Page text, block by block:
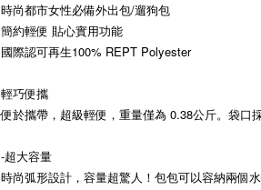
時尚都市女性必備外出包/遛狗包
簡約輕便 貼心實用功能
國際認可再生100% REPT Polyester
輕巧便攜
便於攜帶，超級輕便，重量僅為 0.38公斤。袋口
-超大容量
時尚弧形設計，容量超驚人！包包可以容納兩個